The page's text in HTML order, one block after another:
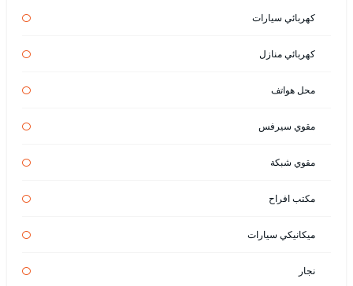
كهربائي سيارات
كهربائي منازل
محل هواتف
مقوي سيرفس
مقوي شبكة
مكتب افراح
ميكانيكي سيارات
نجار